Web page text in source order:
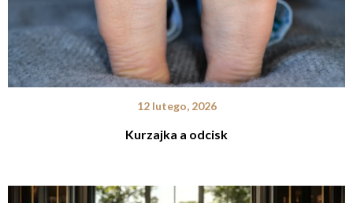
12 lutego, 2026
Kurzajka a odcisk